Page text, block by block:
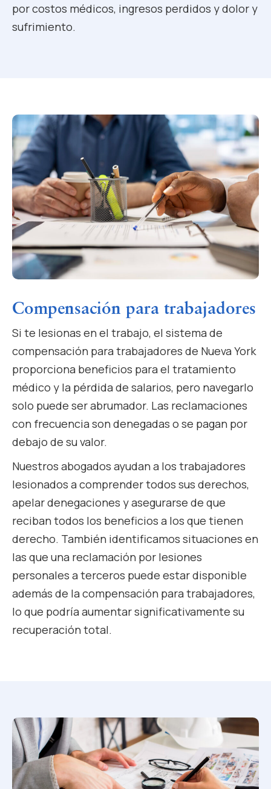
por costos médicos, ingresos perdidos y dolor y
sufrimiento.
Compensación para trabajadores
Si te lesionas en el trabajo, el sistema de
compensación para trabajadores de Nueva York
proporciona beneficios para el tratamiento
médico y la pérdida de salarios, pero navegarlo
solo puede ser abrumador. Las reclamaciones
con frecuencia son denegadas o se pagan por
debajo de su valor.
Nuestros abogados ayudan a los trabajadores
lesionados a comprender todos sus derechos,
apelar denegaciones y asegurarse de que
reciban todos los beneficios a los que tienen
derecho. También identificamos situaciones en
las que una reclamación por lesiones
personales a terceros puede estar disponible
además de la compensación para trabajadores,
lo que podría aumentar significativamente su
recuperación total.